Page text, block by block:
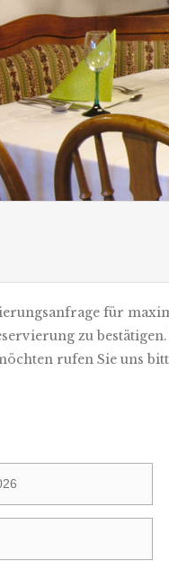
für
zu
rufen Sie uns